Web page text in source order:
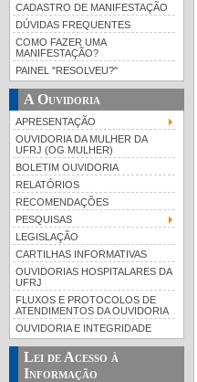
CADASTRO DE MANIFESTAÇÃO
DÚVIDAS FREQUENTES
COMO FAZER UMA
MANIFESTAÇÃO?
PAINEL "RESOLVEU?"
A Ouvidoria
APRESENTAÇÃO
OUVIDORIA DA MULHER DA
UFRJ (OG MULHER)
BOLETIM OUVIDORIA
RELATÓRIOS
RECOMENDAÇÕES
PESQUISAS
LEGISLAÇÃO
CARTILHAS INFORMATIVAS
OUVIDORIAS HOSPITALARES DA
UFRJ
FLUXOS E PROTOCOLOS DE
ATENDIMENTOS DA OUVIDORIA
OUVIDORIA E INTEGRIDADE
Lei de Acesso à
Informação